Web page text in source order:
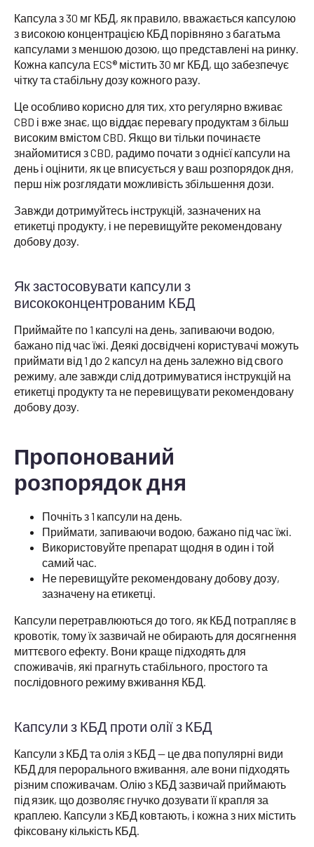
Капсула з 30 мг КБД, як правило, вважається капсулою
з високою концентрацією КБД порівняно з багатьма
капсулами з меншою дозою, що представлені на ринку.
Кожна капсула ECS® містить 30 мг КБД, що забезпечує
чітку та стабільну дозу кожного разу.
Це особливо корисно для тих, хто регулярно вживає
CBD і вже знає, що віддає перевагу продуктам з більш
високим вмістом CBD. Якщо ви тільки починаєте
знайомитися з CBD, радимо почати з однієї капсули на
день і оцінити, як це вписується у ваш розпорядок дня,
перш ніж розглядати можливість збільшення дози.
Завжди дотримуйтесь інструкцій, зазначених на
етикетці продукту, і не перевищуйте рекомендовану
добову дозу.
Як застосовувати капсули з
висококонцентрованим КБД
Приймайте по 1 капсулі на день, запиваючи водою,
бажано під час їжі. Деякі досвідчені користувачі можуть
приймати від 1 до 2 капсул на день залежно від свого
режиму, але завжди слід дотримуватися інструкцій на
етикетці продукту та не перевищувати рекомендовану
добову дозу.
Пропонований
розпорядок дня
Почніть з 1 капсули на день.
Приймати, запиваючи водою, бажано під час їжі.
Використовуйте препарат щодня в один і той
самий час.
Не перевищуйте рекомендовану добову дозу,
зазначену на етикетці.
Капсули перетравлюються до того, як КБД потрапляє в
кровотік, тому їх зазвичай не обирають для досягнення
миттєвого ефекту. Вони краще підходять для
споживачів, які прагнуть стабільного, простого та
послідовного режиму вживання КБД.
Капсули з КБД проти олії з КБД
Капсули з КБД та олія з КБД — це два популярні види
КБД для перорального вживання, але вони підходять
різним споживачам. Олію з КБД зазвичай приймають
під язик, що дозволяє гнучко дозувати її крапля за
краплею. Капсули з КБД ковтають, і кожна з них містить
фіксовану кількість КБД.